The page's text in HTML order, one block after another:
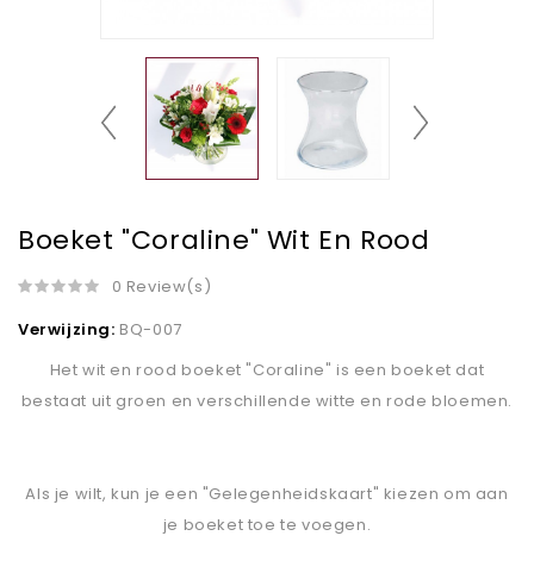
Boeket "Coraline" Wit En Rood
0 Review(s)
Verwijzing: BQ-007
Het wit en rood boeket "Coraline" is een boeket dat
bestaat uit groen en verschillende witte en rode bloemen.
Als je wilt, kun je een "Gelegenheidskaart" kiezen om aan
je boeket toe te voegen.